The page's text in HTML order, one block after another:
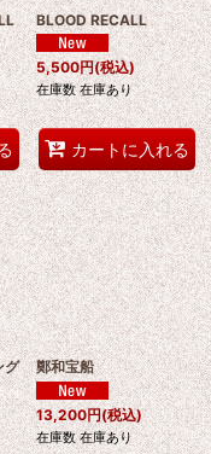
BLOOD RECALL
5,500円(税込)
在庫数 在庫あり
カートに入れる
グ
鄭和宝船
13,200円(税込)
在庫数 在庫あり